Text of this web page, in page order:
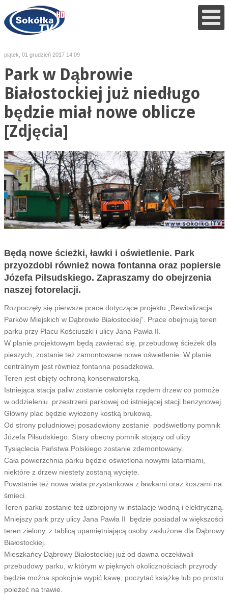
piątek, 01 grudzień 2017 14:09
Park w Dąbrowie
Białostockiej już niedługo
będzie miał nowe oblicze
[Zdjęcia]
Będą nowe ścieżki, ławki i oświetlenie. Park
przyozdobi również nowa fontanna oraz popiersie
Józefa Piłsudskiego. Zapraszamy do obejrzenia
naszej fotorelacji.
Rozpoczęły się pierwsze prace dotyczące projektu „Rewitalizacja
Parków Miejskich w Dąbrowie Białostockiej”. Prace obejmują teren
parku przy Placu Kościuszki i ulicy Jana Pawła II.
W planie projektowym będą zawierać się, przebudowę ścieżek dla
pieszych, zostanie też zamontowane nowe oświetlenie. W planie
centralnym jest również fontanna posadzkowa.
Teren jest objęty ochroną konserwatorską.
Istniejąca stacja paliw zostanie osłonięta rzędem drzew co pomoże
w oddzieleniu przestrzeni parkowej od istniejącej stacji benzynowej.
Główny plac będzie wyłożony kostką brukową.
Od strony południowej posadowiony zostanie podświetlony pomnik
Józefa Piłsudskiego. Stary obecny pomnik stojący od ulicy
Tysiąclecia Państwa Polskiego zostanie zdemontowany.
Cała powierzchnia parku będzie oświetlona nowymi latarniami,
niektóre z drzew niestety zostaną wycięte.
Powstanie też nowa wiata przystankowa z ławkami oraz koszami na
śmieci.
Teren parku zostanie też uzbrojony w instalacje wodną i elektryczną.
Mniejszy park przy ulicy Jana Pawła II będzie posiadał w większości
teren zielony, z tablicą upamiętniającą osoby zasłużone dla Dąbrowy
Białostockiej.
Mieszkańcy Dąbrowy Białostockiej już od dawna oczekiwali
przebudowy parku, w którym w pięknych okolicznościach przyrody
będzie można spokojnie wypić kawę, poczytać książkę lub po prostu
poleżeć na trawie.